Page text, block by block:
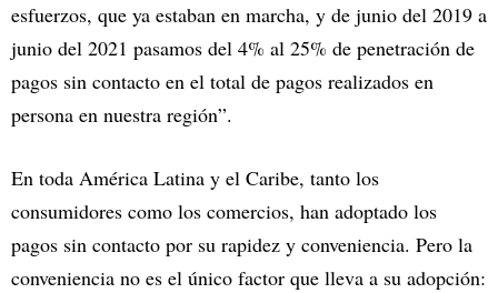
esfuerzos, que ya estaban en marcha, y de junio del 2019 a
junio del 2021 pasamos del 4% al 25% de penetración de
pagos sin contacto en el total de pagos realizados en
persona en nuestra región”.
En toda América Latina y el Caribe, tanto los
consumidores como los comercios, han adoptado los
pagos sin contacto por su rapidez y conveniencia. Pero la
conveniencia no es el único factor que lleva a su adopción: